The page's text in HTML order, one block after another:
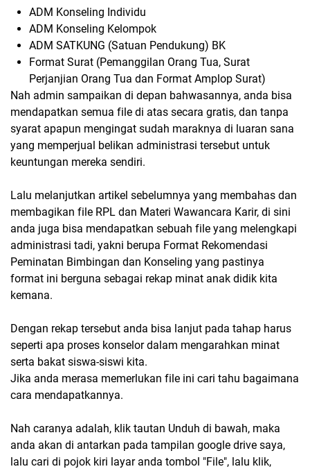
ADM Konseling Individu
ADM Konseling Kelompok
ADM SATKUNG (Satuan Pendukung) BK
Format Surat (Pemanggilan Orang Tua, Surat
Perjanjian Orang Tua dan Format Amplop Surat)
Nah admin sampaikan di depan bahwasannya, anda bisa
mendapatkan semua file di atas secara gratis, dan tanpa
syarat apapun mengingat sudah maraknya di luaran sana
yang memperjual belikan administrasi tersebut untuk
keuntungan mereka sendiri.
Lalu melanjutkan artikel sebelumnya yang membahas dan
membagikan file RPL dan Materi Wawancara Karir, di sini
anda juga bisa mendapatkan sebuah file yang melengkapi
administrasi tadi, yakni berupa Format Rekomendasi
Peminatan Bimbingan dan Konseling yang pastinya
format ini berguna sebagai rekap minat anak didik kita
kemana.
Dengan rekap tersebut anda bisa lanjut pada tahap harus
seperti apa proses konselor dalam mengarahkan minat
serta bakat siswa-siswi kita.
Jika anda merasa memerlukan file ini cari tahu bagaimana
cara mendapatkannya.
Nah caranya adalah, klik tautan Unduh di bawah, maka
anda akan di antarkan pada tampilan google drive saya,
lalu cari di pojok kiri layar anda tombol "File", lalu klik,